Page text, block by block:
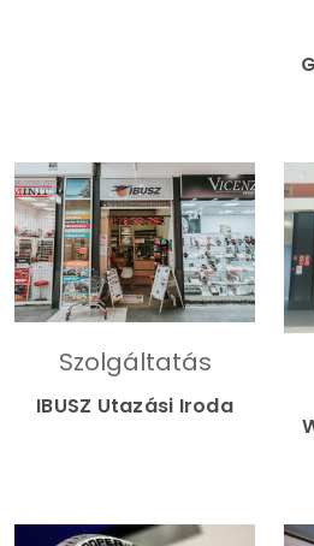
Szolgáltatás
IBUSZ Utazási Iroda